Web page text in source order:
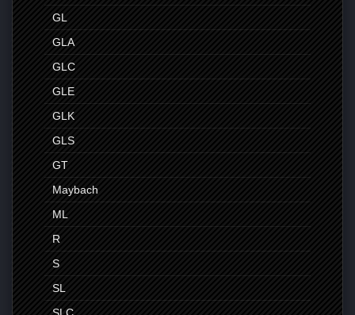
GL
GLA
GLC
GLE
GLK
GLS
GT
Maybach
ML
R
S
SL